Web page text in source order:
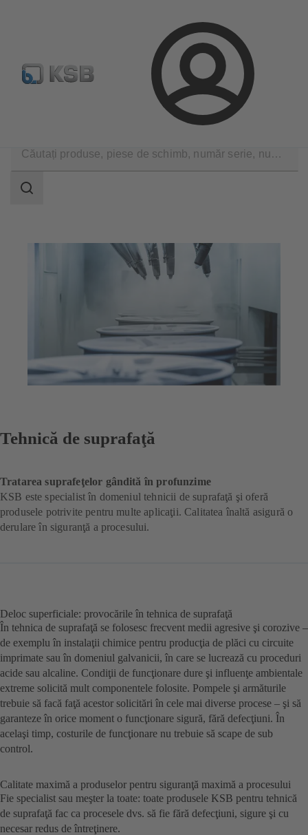
Conectare
Configurare produs Căutare piese de schimb standard
Tehnică de suprafaţă
Domeniu
Tehnică de suprafaţă
Tratarea suprafeţelor gândită în profunzime
KSB este specialist în domeniul tehnicii de suprafaţă şi oferă
produsele potrivite pentru multe aplicaţii. Calitatea înaltă asigură o
derulare în siguranţă a procesului.
Deloc superficiale: provocările în tehnica de suprafaţă
În tehnica de suprafaţă se folosesc frecvent medii agresive şi corozive –
de exemplu în instalaţii chimice pentru producţia de plăci cu circuite
imprimate sau în domeniul galvanicii, în care se lucrează cu proceduri
acide sau alcaline. Condiţii de funcţionare dure şi influenţe ambientale
extreme solicită mult componentele folosite. Pompele şi armăturile
trebuie să facă faţă acestor solicitări în cele mai diverse procese – şi să
garanteze în orice moment o funcţionare sigură, fără defecţiuni. În
acelaşi timp, costurile de funcţionare nu trebuie să scape de sub
control.
Calitate maximă a produselor pentru siguranţă maximă a procesului
Fie specialist sau meşter la toate: toate produsele KSB pentru tehnică
de suprafaţă fac ca procesele dvs. să fie fără defecţiuni, sigure şi cu
necesar redus de întreţinere.